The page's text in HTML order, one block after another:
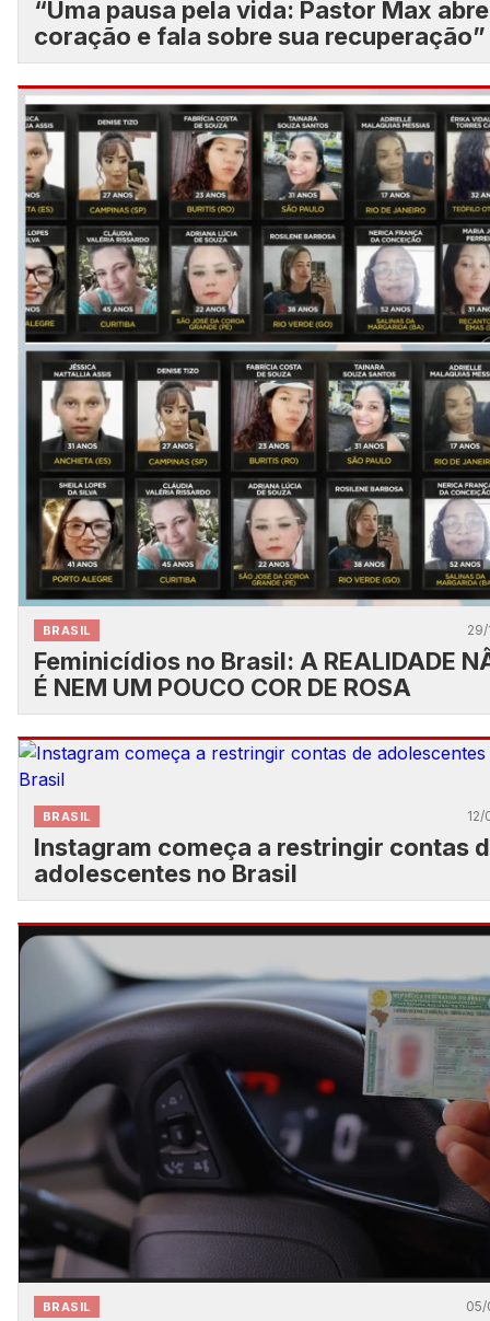
“Uma pausa pela vida: Pastor Max
coração e fala sobre sua recuperação”
BRASIL 29/
Feminicídios no Brasil: A REALIDADE
É NEM UM POUCO COR DE ROSA
BRASIL 12/
Instagram começa a restringir contas
adolescentes no Brasil
BRASIL 05/